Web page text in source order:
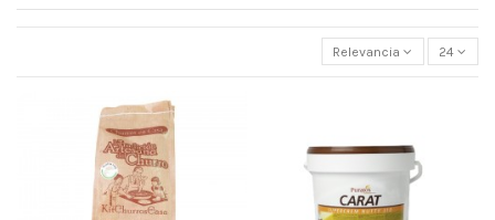
Relevancia 24